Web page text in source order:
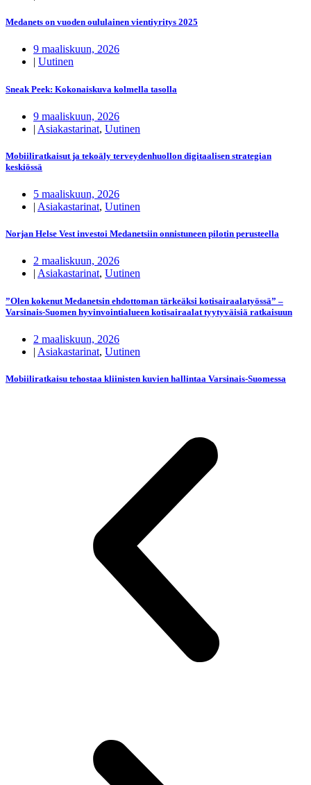
Medanets on vuoden oululainen vientiyritys 2025
9 maaliskuun, 2026
| Uutinen
Sneak Peek: Kokonaiskuva kolmella tasolla
9 maaliskuun, 2026
| Asiakastarinat, Uutinen
Mobiiliratkaisut ja tekoäly terveydenhuollon digitaalisen strategian
keskiössä
5 maaliskuun, 2026
| Asiakastarinat, Uutinen
Norjan Helse Vest investoi Medanetsiin onnistuneen pilotin perusteella
2 maaliskuun, 2026
| Asiakastarinat, Uutinen
”Olen kokenut Medanetsin ehdottoman tärkeäksi kotisairaalatyössä” –
Varsinais-Suomen hyvinvointialueen kotisairaalat tyytyväisiä ratkaisuun
2 maaliskuun, 2026
| Asiakastarinat, Uutinen
Mobiiliratkaisu tehostaa kliinisten kuvien hallintaa Varsinais-Suomessa